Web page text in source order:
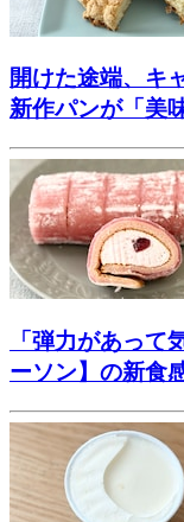
開けた途端、キ
新作パンが「美
「弾力があって
ーソン】の新食